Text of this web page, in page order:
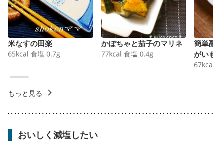
米なすの田楽
65kcal 食塩 0.7g
かぼちゃと茄子のマリネ
77kcal 食塩 0.4g
簡単副
がいも
67kcal
もっと見る
おいしく減塩したい